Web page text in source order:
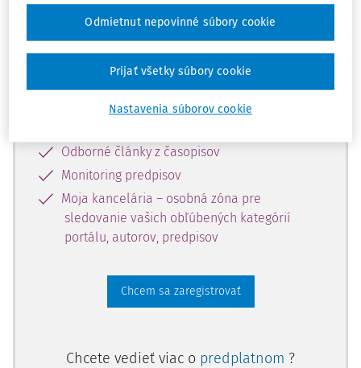
Odomknite si prístup k odbornému
obsahu a získajte prístup na 10 dní
zdarma, stačí sa len zaregistrovať.
Vďaka registrácii získate prístup aj k
vybranému obsahu:
Odborné články z časopisov
Monitoring predpisov
Moja kancelária – osobná zóna pre
sledovanie vašich obľúbených kategórií
portálu, autorov, predpisov
Chcem sa zaregistrovať
Chcete vedieť viac o predplatnom ?
Nastavenia súborov cookie
Odmietnut nepovinné súbory cookie
Prijať všetky súbory cookie